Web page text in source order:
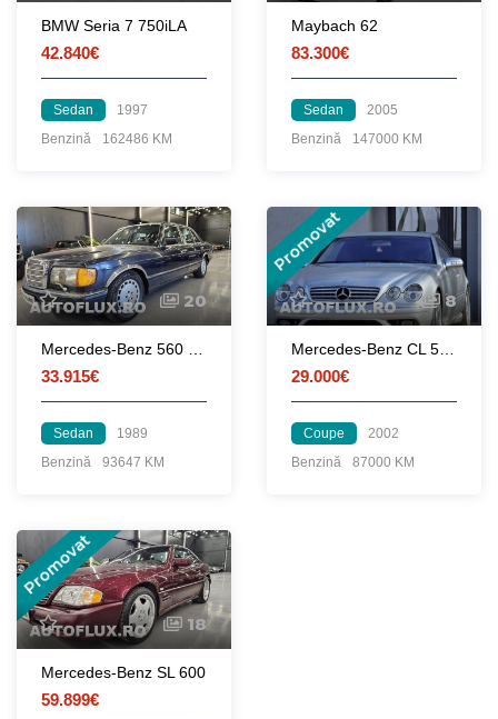
BMW Seria 7 750iLA
42.840€
Sedan
1997
Benzină
162486 KM
Maybach 62
83.300€
Sedan
2005
Benzină
147000 KM
20
33.915€
Sedan
1989
Benzină
93647 KM
Promovat
8
29.000€
Coupe
2002
Benzină
87000 KM
Promovat
18
Mercedes-Benz SL 600
59.899€